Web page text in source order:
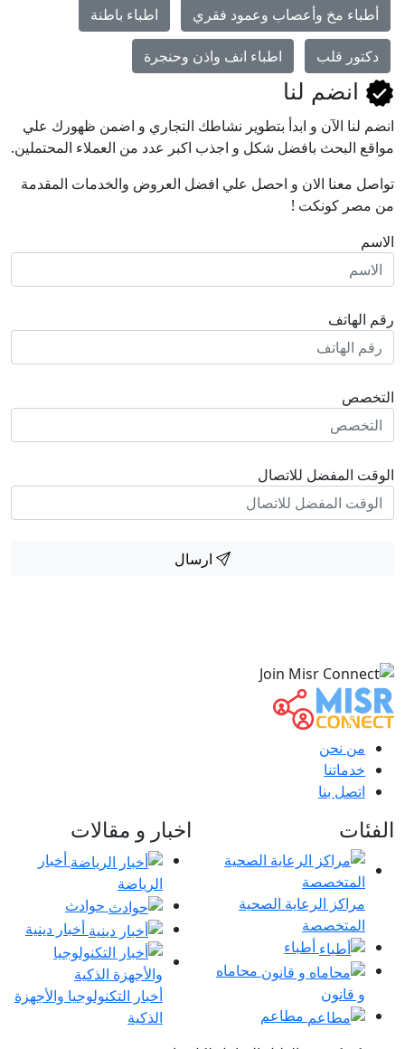
أطباء مخ وأعصاب وعمود فقري اطباء باطنة
دكتور قلب اطباء انف واذن وحنجرة
انضم لنا
انضم لنا اﻵن و ابدأ بتطوير نشاطك التجاري و اضمن ظهورك علي
مواقع البحث بافضل شكل و اجذب اكبر عدد من العملاء المحتملين.
تواصل معنا الان و احصل علي افضل العروض والخدمات المقدمة
من مصر كونكت !
الاسم
رقم الهاتف
التخصص
الوقت المفضل للاتصال
ارسال
من نحن
خدماتنا
اتصل بنا
الفئات
مراكز الرعاية الصحية
المتخصصة
أطباء
محاماه
و قانون
مطاعم
اخبار و مقالات
أخبار
الرياضة
حوادث
أخبار دينية
أخبار التكنولوجيا والأجهزة
الذكية